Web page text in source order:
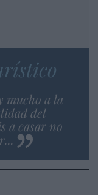
mucho a la
del
a casar no